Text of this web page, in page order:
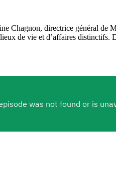
Chagnon, directrice général
de vie et d’affaires distinctifs.